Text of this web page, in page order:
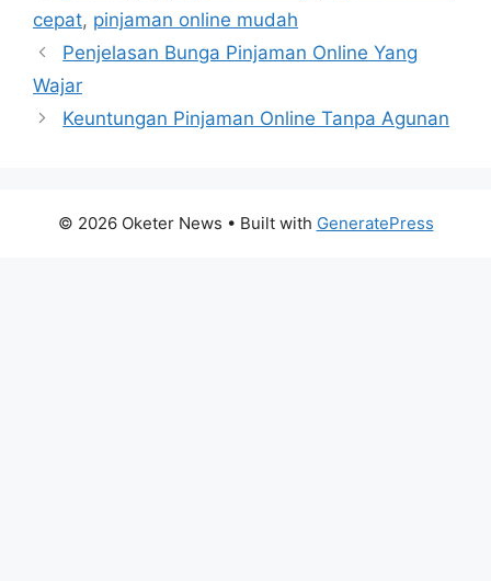
cepat, pinjaman online mudah
Penjelasan Bunga Pinjaman Online Yang
Wajar
Keuntungan Pinjaman Online Tanpa Agunan
© 2026 Oketer News • Built with GeneratePress